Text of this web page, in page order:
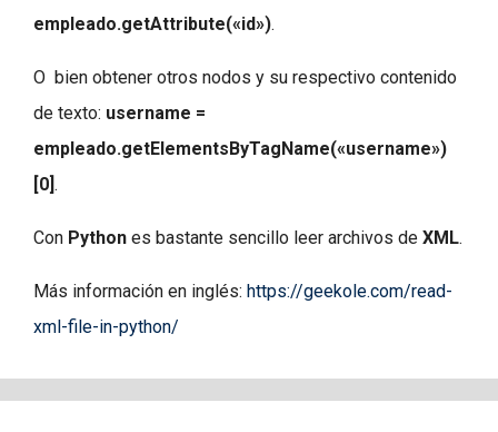
empleado.getAttribute(«id»).
O bien obtener otros nodos y su respectivo contenido
de texto: username =
empleado.getElementsByTagName(«username»)
[0].
Con Python es bastante sencillo leer archivos de XML.
Más información en inglés: https://geekole.com/read-
xml-file-in-python/